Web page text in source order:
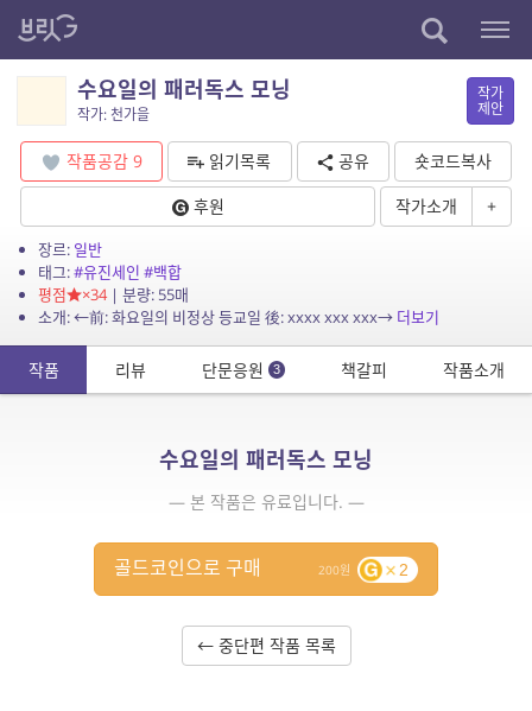
수요일의 패러독스 모닝
작가: 천가을
작가
제안
작품공감 9 읽기목록 공유
숏코드복사
후원
작가소개 +
장르: 일반
태그:#유진세인 #백합
평점
×34| 분량: 55매
소개: ←前: 화요일의 비정상 등교일 後: xxxx xxx xxx→ 더보기
작품 리뷰 단문응원 3 책갈피 작품소개
수요일의 패러독스 모닝
— 본 작품은 유료입니다. —
200 2
골드코인으로 구매
← 중단편 작품 목록